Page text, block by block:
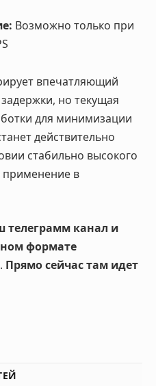
Возможно только при
впечатляющий
но текущая
для минимизации
действительно
стабильно высокого
применение в
телеграмм канал и
формате
. Прямо сейчас там идет